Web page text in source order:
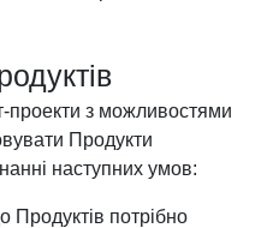
проекти з можливостями
Продукти
наступних умов:
Продуктів потрібно